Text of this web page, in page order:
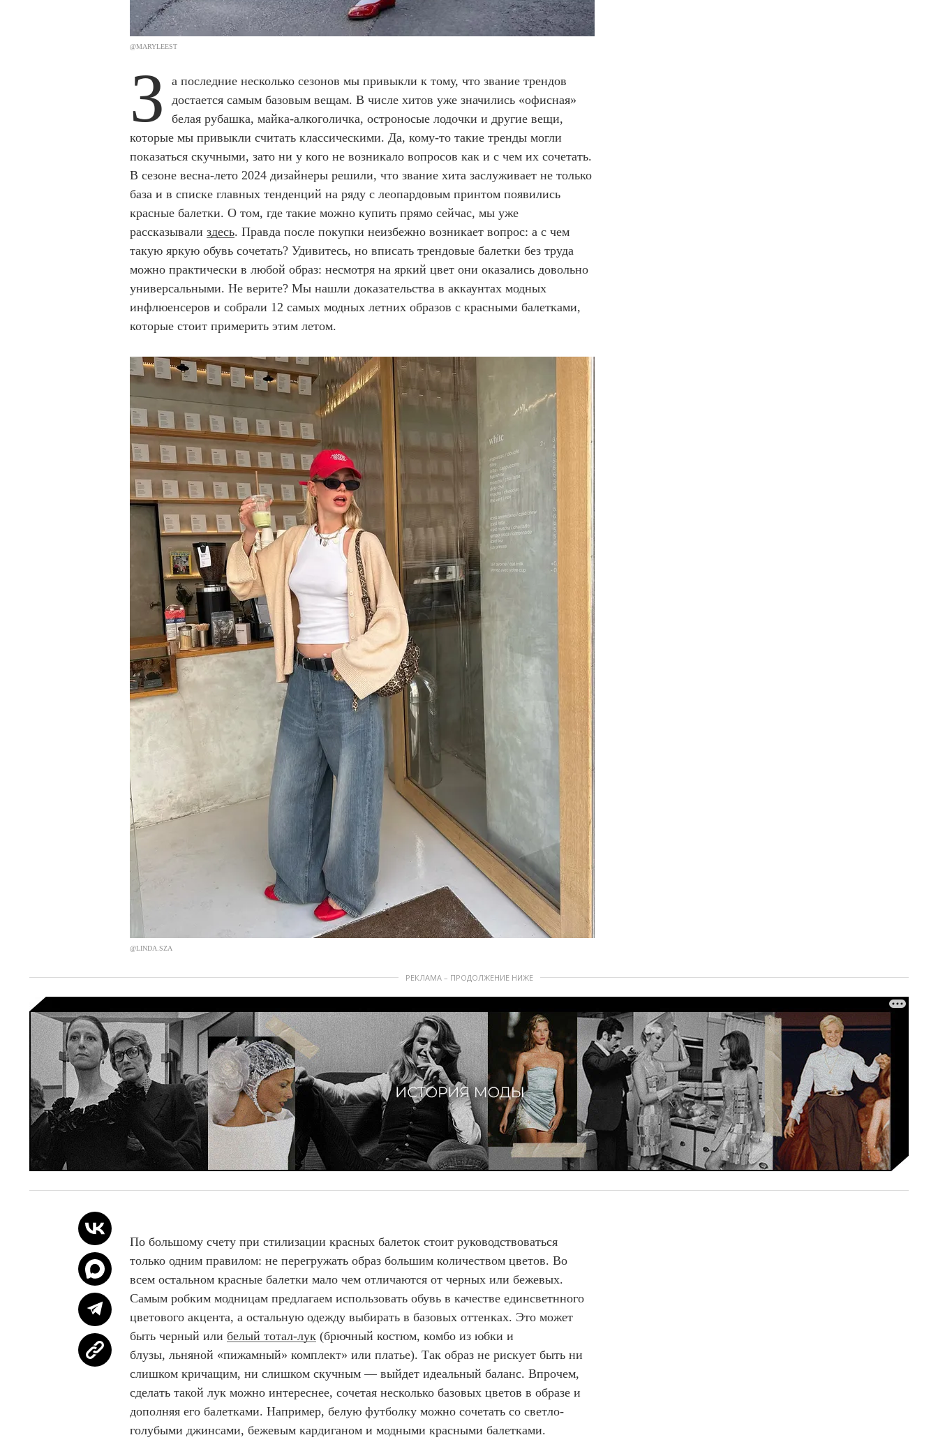
@MARYLEEST
З
а последние несколько сезонов мы привыкли к тому, что звание трендов
достается самым базовым вещам. В числе хитов уже значились «офисная»
белая рубашка, майка-алкоголичка, остроносые лодочки и другие вещи,
которые мы привыкли считать классическими. Да, кому-то такие тренды могли
показаться скучными, зато ни у кого не возникало вопросов как и с чем их сочетать.
В сезоне весна-лето 2024 дизайнеры решили, что звание хита заслуживает не только
база и в списке главных тенденций на ряду с леопардовым принтом появились
красные балетки. О том, где такие можно купить прямо сейчас, мы уже
рассказывали здесь. Правда после покупки неизбежно возникает вопрос: а с чем
такую яркую обувь сочетать? Удивитесь, но вписать трендовые балетки без труда
можно практически в любой образ: несмотря на яркий цвет они оказались довольно
универсальными. Не верите? Мы нашли доказательства в аккаунтах модных
инфлюенсеров и собрали 12 самых модных летних образов с красными балетками,
которые стоит примерить этим летом.
@LINDA.SZA
РЕКЛАМА – ПРОДОЛЖЕНИЕ НИЖЕ
По большому счету при стилизации красных балеток стоит руководствоваться
только одним правилом: не перегружать образ большим количеством цветов. Во
всем остальном красные балетки мало чем отличаются от черных или бежевых.
Самым робким модницам предлагаем использовать обувь в качестве единсветнного
цветового акцента, а остальную одежду выбирать в базовых оттенках. Это может
быть черный или белый тотал-лук (брючный костюм, комбо из юбки и
блузы, льняной «пижамный» комплект» или платье). Так образ не рискует быть ни
слишком кричащим, ни слишком скучным — выйдет идеальный баланс. Впрочем,
сделать такой лук можно интереснее, сочетая несколько базовых цветов в образе и
дополняя его балетками. Например, белую футболку можно сочетать со светло-
голубыми джинсами, бежевым кардиганом и модными красными балетками.